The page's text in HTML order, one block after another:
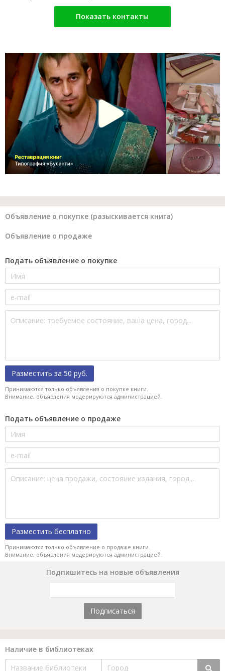
Показать контакты
Объявление о покупке (разыскивается книга)
Объявление о продаже
Подать объявление о покупке
Разместить за 50 руб.
Принимаются только объявления о покупке книги.
Внимание, объявления модерируются администрацией.
Подать объявление о продаже
Разместить бесплатно
Принимаются только объявление о продаже книги.
Внимание, объявления модерируются администрацией.
Подпишитесь на новые объявления
Подписаться
Наличие в библиотеках